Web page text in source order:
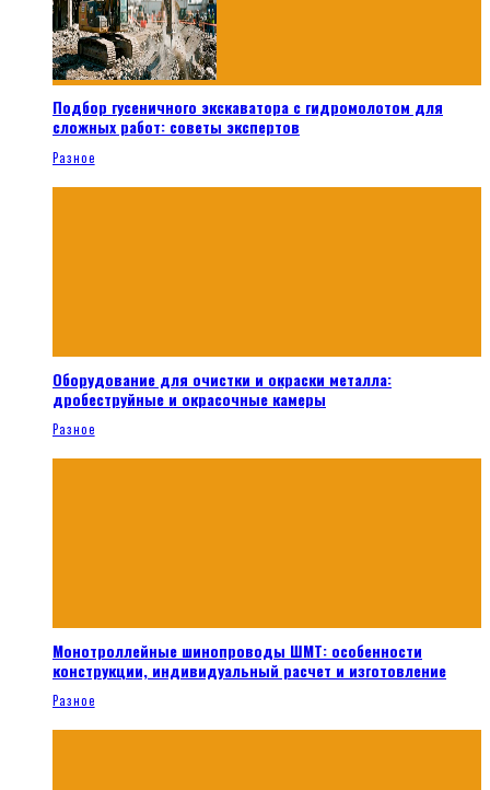
Подбор гусеничного экскаватора с гидромолотом для
сложных работ: советы экспертов
Разное
Оборудование для очистки и окраски металла:
дробеструйные и окрасочные камеры
Разное
Монотроллейные шинопроводы ШМТ: особенности
конструкции, индивидуальный расчет и изготовление
Разное